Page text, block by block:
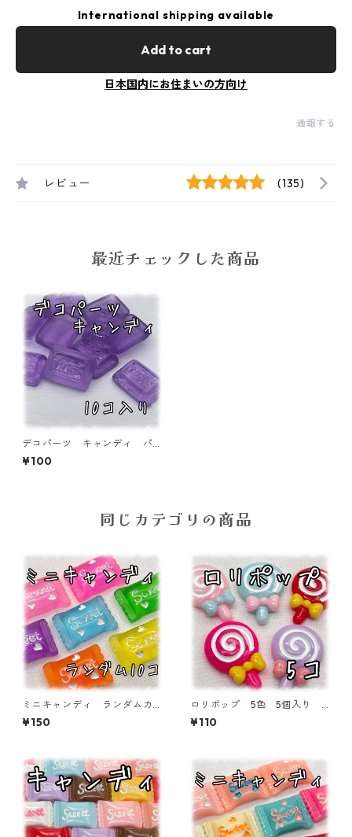
International shipping available
Add to cart
日本国内にお住まいの方向け
通報する
レビュー (135)
最近チェックした商品
デコパーツ キャンディ パ
ープル10個入り 貼り付けパ
ーツ【DP-CY-003-PPL】
¥100
同じカテゴリの商品
ミニキャンディ ランダムカ
ラーミックス クリア 10個
入り デコパーツ 貼り付け
¥150
ロリポップ 5色 5個入り
デコパーツ 貼り付けパーツ
【DP-5-RPP-01】
¥110